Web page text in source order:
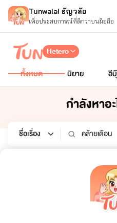
Tunwalai ธัญวลัย
เพื่อประสบการณ์ที่ดีกว่าบนมือถือ
Hetero
ทั้งหมด
นิยาย อี
กำลังหาอ
อี
ยอดขาย